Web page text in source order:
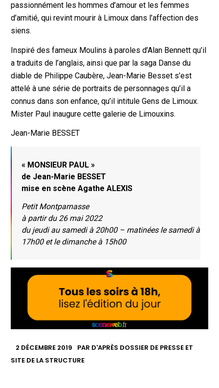
passionnément les hommes d’amour et les femmes
d’amitié, qui revint mourir à Limoux dans l’affection des
siens.
Inspiré des fameux Moulins à paroles d’Alan Bennett qu’il
a traduits de l’anglais, ainsi que par la saga Danse du
diable de Philippe Caubère, Jean-Marie Besset s’est
attelé à une série de portraits de personnages qu’il a
connus dans son enfance, qu’il intitule Gens de Limoux.
Mister Paul inaugure cette galerie de Limouxins.
Jean-Marie BESSET
« MONSIEUR PAUL »
de Jean-Marie BESSET
mise en scène Agathe ALEXIS
Petit Montparnasse
à partir du 26 mai 2022
du jeudi au samedi à 20h00 – matinées le samedi à
17h00 et le dimanche à 15h00
2 DÉCEMBRE 2019 PAR D'APRÈS DOSSIER DE PRESSE ET
SITE DE LA STRUCTURE